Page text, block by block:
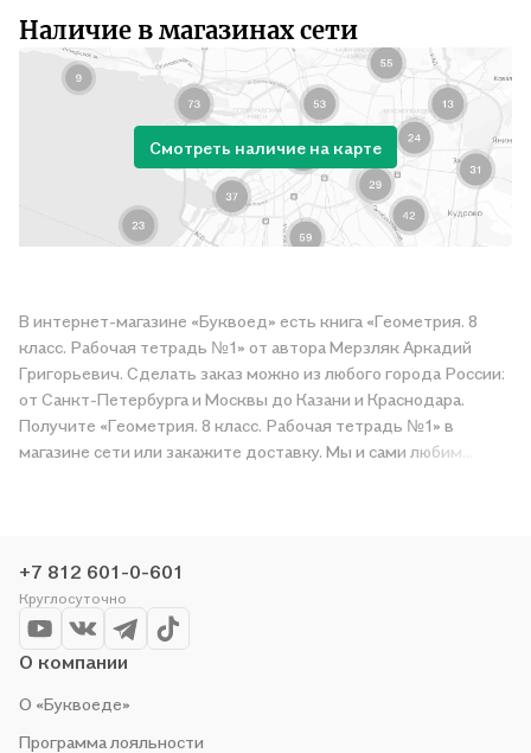
Наличие в магазинах сети
Смотреть наличие на карте
В интернет-магазине «Буквоед» есть книга «Геометрия. 8
класс. Рабочая тетрадь №1» от автора Мерзляк Аркадий
Григорьевич. Сделать заказ можно из любого города России:
от Санкт-Петербурга и Москвы до Казани и Краснодара.
Получите «Геометрия. 8 класс. Рабочая тетрадь №1» в
магазине сети или закажите доставку. Мы и сами любим
+7 812 601-0-601
Круглосуточно
О компании
О «Буквоеде»
Программа лояльности